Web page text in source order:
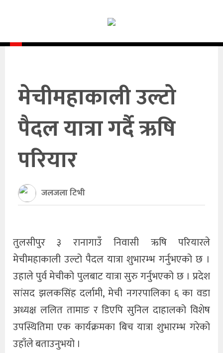
समाज
आर्थिक
अन्तर्वार्ता
विचार
साहित्य/
सूचना
खेलकुद
अन्तर्राष्ट्रिय
थप
मेचीमहाकाली उल्टो
पैदल यात्रा गर्दै ऋषि
परियार
जलजला टिभी
तुलसीपुर ३ रानागाउँ निवासी ऋषि परियारले
मेचीमहाकाली उल्टो पैदल यात्रा शुभारम्भ गर्नुभएको छ ।
उहाले पुर्व मेचीको पुलबाट यात्रा सुरु गर्नुभएको छ । प्रदेश
सांसद झलकसिंह दर्लामी, मेची नगरपालिका ६ का वडा
अध्यक्ष ललित तामाङ र डिएपि सुनिल दाहालको विशेष
उपस्थितिमा एक कार्यक्रमका बिच यात्रा शुभारम्भ गरेको
उहाँले बताउनुभयो ।